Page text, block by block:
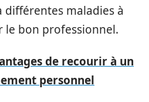
différentes maladies à
le bon professionnel.
de recourir à un
personnel